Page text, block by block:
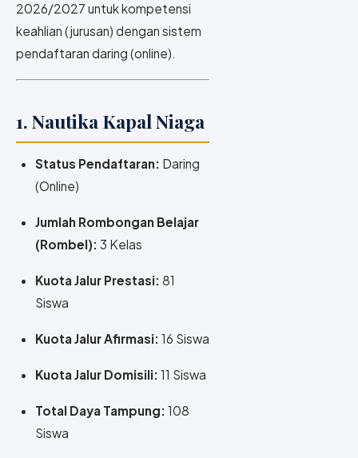
2026/2027 untuk kompetensi
keahlian (jurusan) dengan sistem
pendaftaran daring (online).
1. Nautika Kapal Niaga
Status Pendaftaran: Daring
(Online)
Jumlah Rombongan Belajar
(Rombel): 3 Kelas
Kuota Jalur Prestasi: 81
Siswa
Kuota Jalur Afirmasi: 16 Siswa
Kuota Jalur Domisili: 11 Siswa
Total Daya Tampung: 108
Siswa